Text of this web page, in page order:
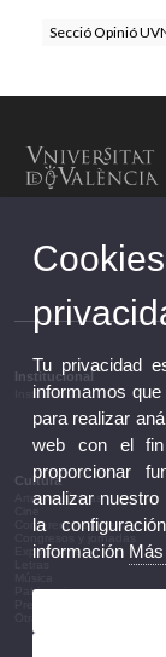
Secció Opinió
Institucional
Institucional
Cultura
Artes escénicas
Conferencias y debates
Congresos y jornadas
Exposiciones
Patrimonio
Tu privacidad
informamos
para realizar
web con el fin
proporcionar
analizar
la
información